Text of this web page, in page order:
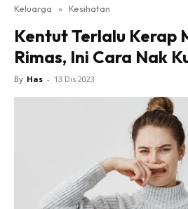
Keluarga » Kesihatan
Kentut Terlalu Kerap
Rimas, Ini Cara Nak
By Has - 13 Dis 2023